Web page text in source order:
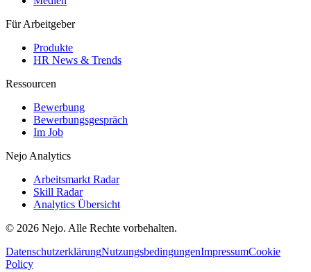
Für Arbeitgeber
Produkte
HR News & Trends
Ressourcen
Bewerbung
Bewerbungsgespräch
Im Job
Nejo Analytics
Arbeitsmarkt Radar
Skill Radar
Analytics Übersicht
© 2026 Nejo. Alle Rechte vorbehalten.
DatenschutzerklärungNutzungsbedingungenImpressumCookie
Policy